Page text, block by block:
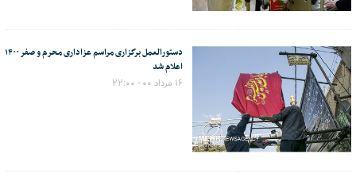
دستورالعمل برگزاری مراسم عزاداری محرم و صفر ۱۴۰۰
اعلام شد
۱۶ مرداد ۰۰ - ۲۲:۰۰